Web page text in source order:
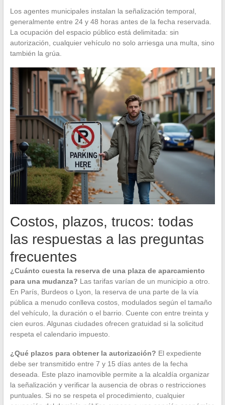
Los agentes municipales instalan la señalización temporal,
generalmente entre 24 y 48 horas antes de la fecha reservada.
La ocupación del espacio público está delimitada: sin
autorización, cualquier vehículo no solo arriesga una multa, sino
también la grúa.
Costos, plazos, trucos: todas
las respuestas a las preguntas
frecuentes
¿Cuánto cuesta la reserva de una plaza de aparcamiento
para una mudanza? Las tarifas varían de un municipio a otro.
En París, Burdeos o Lyon, la reserva de una parte de la vía
pública a menudo conlleva costos, modulados según el tamaño
del vehículo, la duración o el barrio. Cuente con entre treinta y
cien euros. Algunas ciudades ofrecen gratuidad si la solicitud
respeta el calendario impuesto.
¿Qué plazos para obtener la autorización? El expediente
debe ser transmitido entre 7 y 15 días antes de la fecha
deseada. Este plazo inamovible permite a la alcaldía organizar
la señalización y verificar la ausencia de obras o restricciones
puntuales. Si no se respeta el procedimiento, cualquier